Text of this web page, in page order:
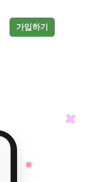
가입하기